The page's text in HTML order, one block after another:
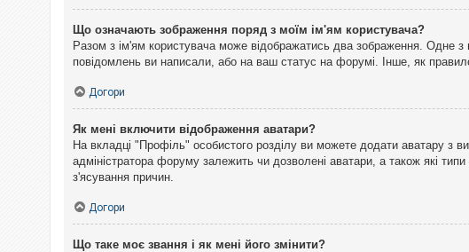
Що означають зображення поряд з моїм ім'ям користувача?
Разом з ім'ям користувача може відображатись два зображення. Одне з
повідомлень ви написали, або на ваш статус на форумі. Інше, як
Догори
Як мені включити відображення аватари?
На вкладці "Профіль" особистого розділу ви можете додати аватару з
адміністратора форуму залежить чи дозволені аватари, а також які
з'ясування причин.
Догори
Що таке моє звання і як мені його змінити?